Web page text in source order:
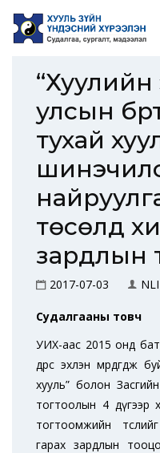
“Хуулийн
улсын
тухай
төсөлд
зардлын
2017-07-03 NLI
Судалгааны товч
УИХ-аас 2015 онд
өдрөөс эхлэн
хууль” болон
тогтоолын 4 дүгээр
тогтоомжийн
гарах зардлын